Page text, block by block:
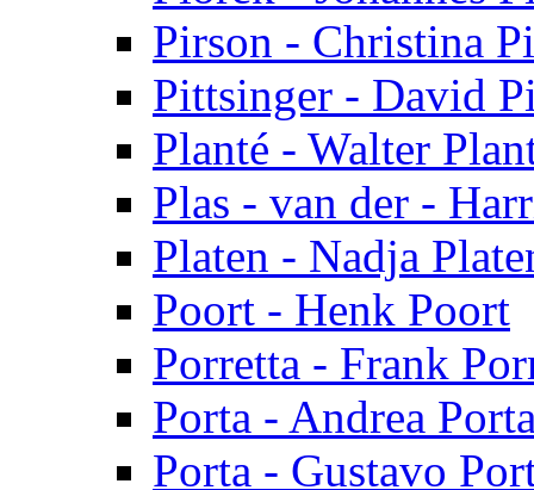
Pirson - Christina
Pittsinger - David
Planté - Walter
Plas - van der -
Platen - Nadja
Poort - Henk Poort
Porretta - Frank
Porta - Andrea
Porta - Gustavo